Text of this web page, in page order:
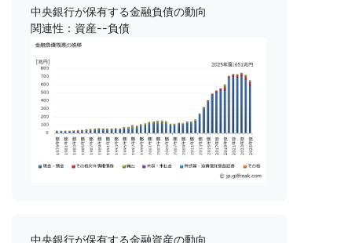
中央銀行が保有する金融負債の動向
関連性：資産--負債
中央銀行が保有する金融資産の動向